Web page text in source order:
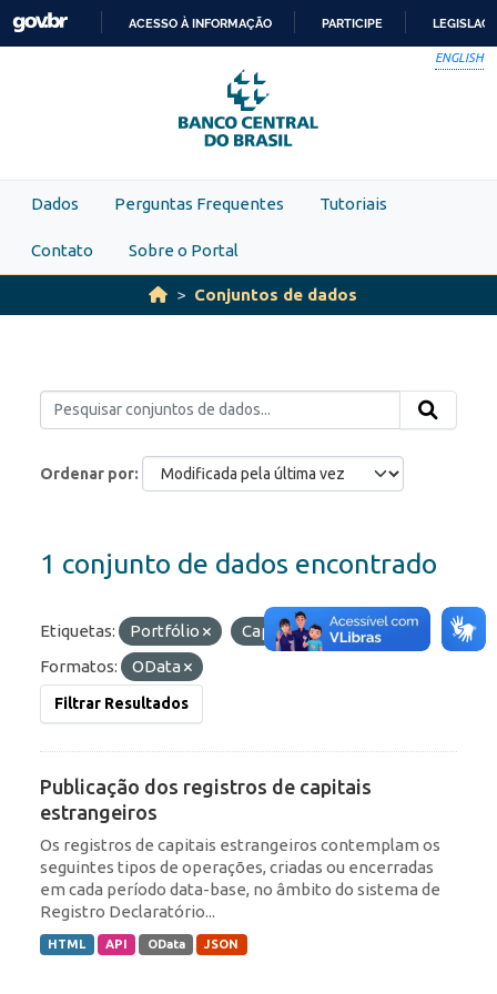
Skip to main content
PARA
O
CONTEÚDO
ACESSO À INFORMAÇÃO PARTICIPE
ENGLISH
Dados Perguntas Frequentes Tutoriais
Contato Sobre o Portal
Conjuntos de dados
Ordenar por
1 conjunto de dados encontrado
Etiquetas: Portfólio
Capitais Estrangeiros
Formatos:
OData
Filtrar Resultados
Publicação dos registros de capitais
estrangeiros
Os registros de capitais estrangeiros contemplam os
seguintes tipos de operações, criadas ou encerradas
em cada período data-base, no âmbito do sistema de
Registro Declaratório...
HTML API OData JSON